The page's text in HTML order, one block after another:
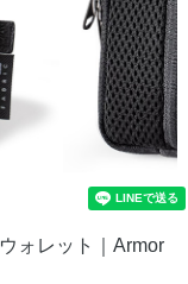
ォレット｜Armor